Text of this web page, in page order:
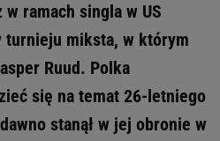
ramach singla w US
turnieju miksta, w którym
Ruud. Polka
się na temat 26-letniego
stanął w jej obronie w